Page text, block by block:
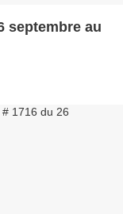
septembre au